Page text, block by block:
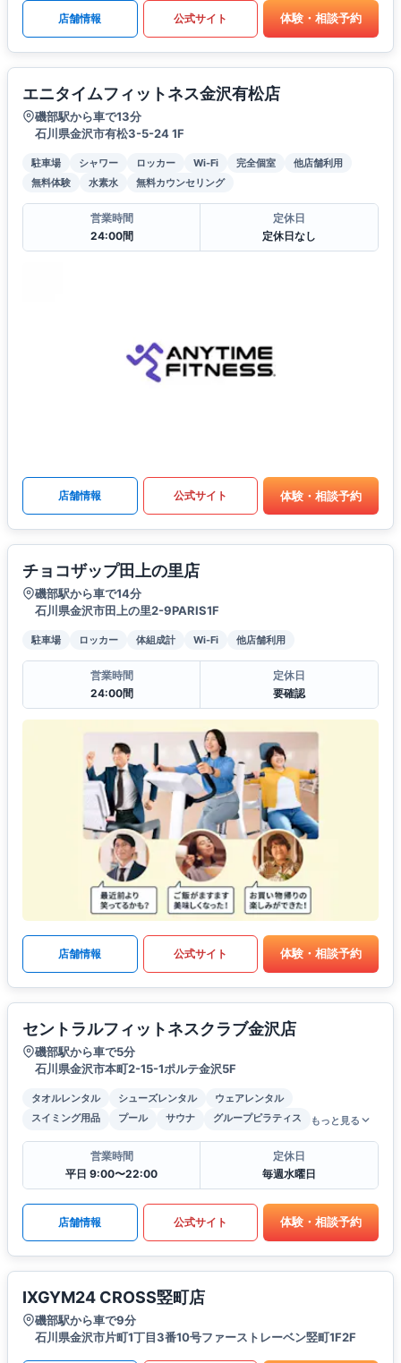
店舗情報 公式サイト 体験・相談予約
エニタイムフィットネス金沢有松店
磯部駅から車で13分
石川県金沢市有松3-5-24 1F
駐車場 シャワー ロッカー Wi-Fi 完全個室
他店舗利用
無料体験
水素水 無料カウンセリング
営業時間
24:00間
定休日
定休日なし
店舗情報 公式サイト 体験・相談予約
チョコザップ田上の里店
磯部駅から車で14分
石川県金沢市田上の里2-9PARIS1F
駐車場 ロッカー 体組成計 Wi-Fi 他店舗利用
営業時間
24:00間
定休日
要確認
店舗情報 公式サイト 体験・相談予約
セントラルフィットネスクラブ金沢店
磯部駅から車で5分
石川県金沢市本町2-15-1ポルテ金沢5F
タオルレンタル シューズレンタル
ウェアレンタル
スイミング用品
プール サウナ グループピラティス もっと見る
営業時間
平日 9:00〜22:00
定休日
毎週水曜日
店舗情報 公式サイト 体験・相談予約
IXGYM24 CROSS竪町店
磯部駅から車で9分
石川県金沢市片町1丁目3番10号ファーストレーベン竪町1F2F